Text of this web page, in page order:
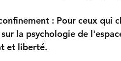
: Pour ceux qui
la psychologie de
et liberté.